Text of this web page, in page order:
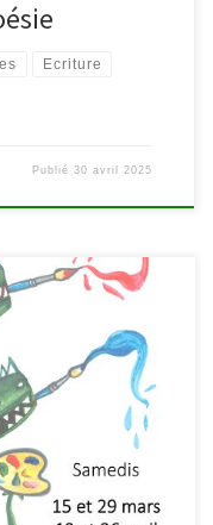
Ecriture
Publié30 avril 2025
ateliers d’écriture
cycles, animés par
nous propose
et aussi différentes
pour […]